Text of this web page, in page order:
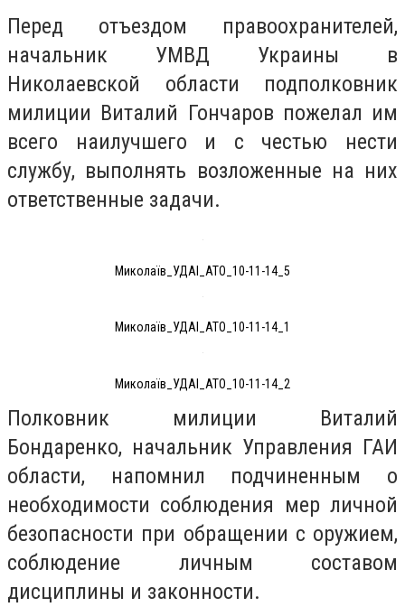
Перед отъездом правоохранителей,
начальник УМВД Украины в
Николаевской области подполковник
милиции Виталий Гончаров пожелал им
всего наилучшего и с честью нести
службу, выполнять возложенные на них
ответственные задачи.
Миколаїв_УДАІ_АТО_10-11-14_5
Миколаїв_УДАІ_АТО_10-11-14_1
Миколаїв_УДАІ_АТО_10-11-14_2
Полковник милиции Виталий
Бондаренко, начальник Управления ГАИ
области, напомнил подчиненным о
необходимости соблюдения мер личной
безопасности при обращении с оружием,
соблюдение личным составом
дисциплины и законности.